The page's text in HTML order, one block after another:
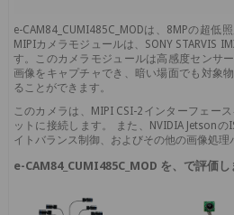
e-CAM84_CUMI485C_MODは、8MPの超低
MIPIカメラモジュールは、SONY STARVIS
す。このカメラモジュールは高感度センサ
画像をキャプチャでき、暗い場面でも対象
ることができます。
このカメラは、MIPI CSI-2インターフェー
ットに接続します。 また、NVIDIA Jetson
イトバランス制御、およびその他の画像処理
e-CAM84_CUMI485C_MOD を、で評価し